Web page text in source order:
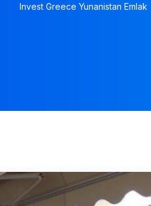
Invest Greece Yunanistan Emlak